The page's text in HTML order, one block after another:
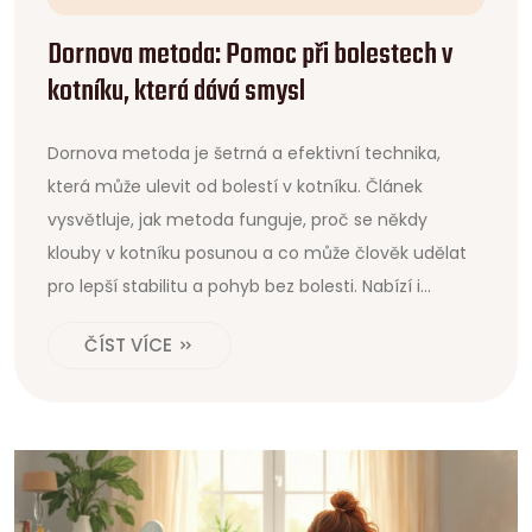
Dornova metoda: Pomoc při bolestech v
kotníku, která dává smysl
Dornova metoda je šetrná a efektivní technika,
která může ulevit od bolestí v kotníku. Článek
vysvětluje, jak metoda funguje, proč se někdy
klouby v kotníku posunou a co může člověk udělat
pro lepší stabilitu a pohyb bez bolesti. Nabízí i
doma. Zapomeňte na pouhé tlumení příznaků,
ČÍST VÍCE